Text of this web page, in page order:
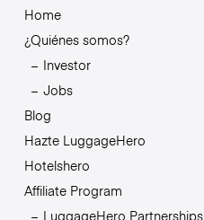
Home
¿Quiénes somos?
Investor
Jobs
Blog
Hazte LuggageHero
Hotelshero
Affiliate Program
LuggageHero Partnerships